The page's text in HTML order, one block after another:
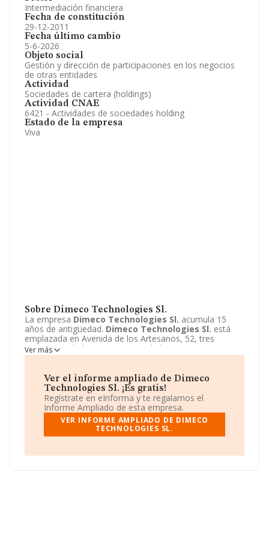
Intermediación financiera
Fecha de constitución
29-12-2011
Fecha último cambio
5-6-2026
Objeto social
Gestión y dirección de participaciones en los negocios
de otras entidades
Actividad
Sociedades de cartera (holdings)
Actividad CNAE
6421 - Actividades de sociedades holding
Estado de la empresa
Viva
Sobre Dimeco Technologies Sl.
La empresa Dimeco Technologies Sl. acumula 15
años de antigüedad. Dimeco Technologies Sl. está
emplazada en Avenida de los Artesanos, 52, tres
Cantos, Madrid. Centra su actividad CNAE como 6421 -
Actividades de sociedades holding. La empresaDimeco
ascienden a un rango Menor de 300 mil €.
Ver más
Ver el informe ampliado de Dimeco
Technologies Sl. ¡Es gratis!
Regístrate en eInforma y te regalamos el
Informe Ampliado de esta empresa.
VER INFORME AMPLIADO DE DIMECO
TECHNOLOGIES SL.